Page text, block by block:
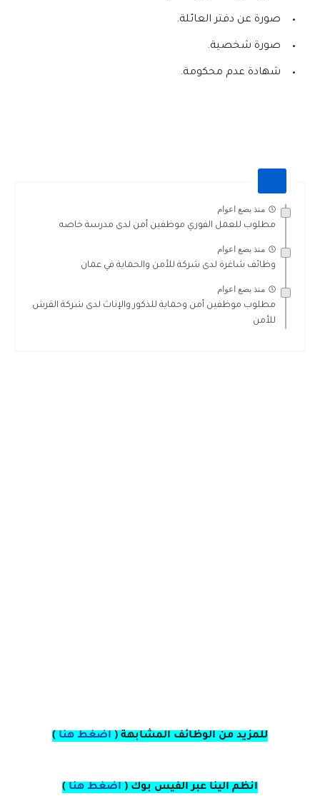
صورة عن دفتر العائلة.
صورة شخصية.
شهادة عدم محكومة.
منذ بضع اعوام
مطلوب للعمل الفوري موظفين أمن لدى مدرسة خاصه
منذ بضع اعوام
وظائف شاغرة لدى شركة للأمن والحماية في عمان
منذ بضع اعوام
مطلوب موظفين أمن وحماية للذكور والإناث لدى شركة القرش
للأمن
للمزيد من الوظائف المشابهة ( اضغط هنا )
انظم الينا عبر الفيس بوك ( اضغط هنا )